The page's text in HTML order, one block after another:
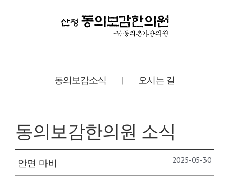
동의보감소식 | 오시는 길
동의보감한의원 소식
안면 마비 2025-05-30